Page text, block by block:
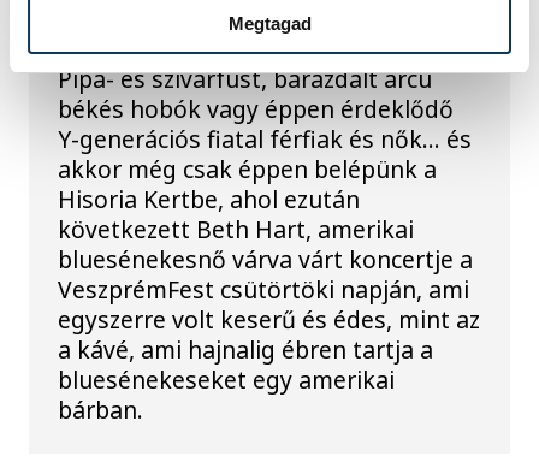
Megtagad
Beth Hart és a démonjai
Pipa- és szivarfüst, barázdált arcú
békés hobók vagy éppen érdeklődő
Y-generációs fiatal férfiak és nők… és
akkor még csak éppen belépünk a
Hisoria Kertbe, ahol ezután
következett Beth Hart, amerikai
bluesénekesnő várva várt koncertje a
VeszprémFest csütörtöki napján, ami
egyszerre volt keserű és édes, mint az
a kávé, ami hajnalig ébren tartja a
bluesénekeseket egy amerikai
bárban.